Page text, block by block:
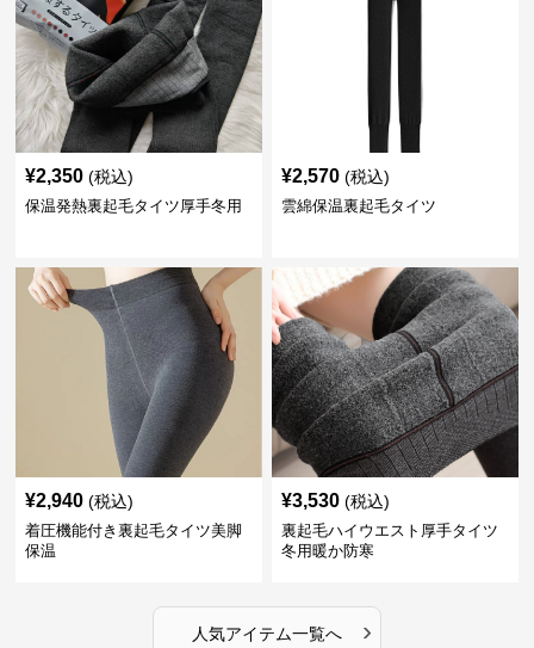
¥2,350 (税込)
保温発熱裏起毛タイツ厚手冬用
¥2,570 (税込)
雲綿保温裏起毛タイツ
¥2,940 (税込)
着圧機能付き裏起毛タイツ美脚
保温
¥3,530 (税込)
裏起毛ハイウエスト厚手タイツ
冬用暖か防寒
人気アイテム一覧へ ›